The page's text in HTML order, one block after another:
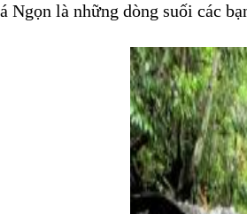
Ngọn là những dòng suối các